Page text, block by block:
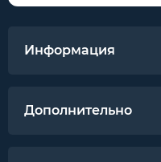
Информация
Дополнительно